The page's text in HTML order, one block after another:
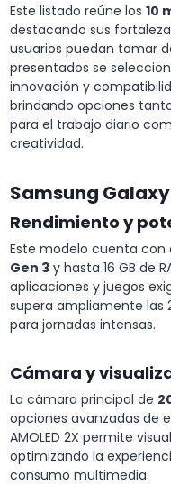
Este listado reúne los 10
destacando sus
usuarios puedan tomar
presentados se
innovación y
brindando opciones
para el trabajo diario
creatividad.
Samsung
Rendimiento y
Este modelo cuenta con
Gen 3 y hasta 16 GB de
aplicaciones y juegos
supera ampliamente las
para jornadas intensas.
Cámara y
La cámara principal de
opciones avanzadas de
AMOLED 2X permite
optimizando la
consumo multimedia.